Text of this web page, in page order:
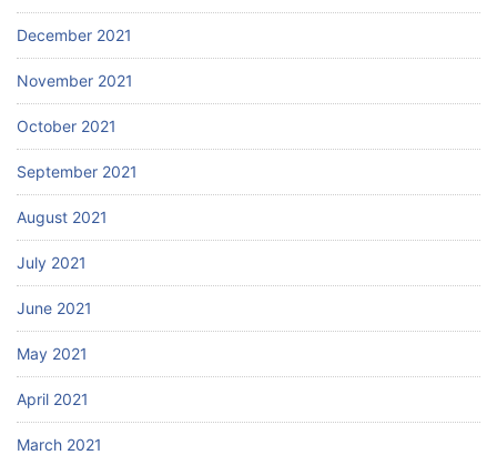
December 2021
November 2021
October 2021
September 2021
August 2021
July 2021
June 2021
May 2021
April 2021
March 2021